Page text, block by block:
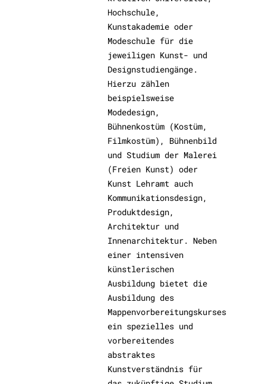
Hochschule,
Kunstakademie oder
Modeschule für die
jeweiligen Kunst- und
Designstudiengänge.
Hierzu zählen
beispielsweise
Modedesign,
Bühnenkostüm (Kostüm,
Filmkostüm), Bühnenbild
und Studium der Malerei
(Freien Kunst) oder
Kunst Lehramt auch
Kommunikationsdesign,
Produktdesign,
Architektur und
Innenarchitektur. Neben
einer intensiven
künstlerischen
Ausbildung bietet die
Ausbildung des
Mappenvorbereitungskurses
ein spezielles und
vorbereitendes
abstraktes
Kunstverständnis für